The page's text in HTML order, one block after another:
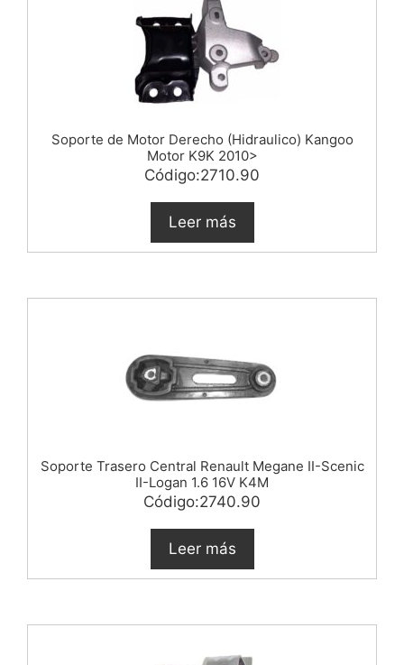
Soporte de Motor Derecho (Hidraulico) Kangoo
Motor K9K 2010>
Código:2710.90
Leer más
Soporte Trasero Central Renault Megane II-Scenic
II-Logan 1.6 16V K4M
Código:2740.90
Leer más